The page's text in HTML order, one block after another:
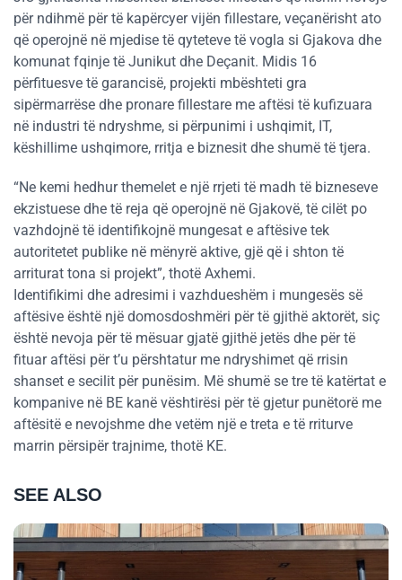
për ndihmë për të kapërcyer vijën fillestare, veçanërisht ato
që operojnë në mjedise të qyteteve të vogla si Gjakova dhe
komunat fqinje të Junikut dhe Deçanit. Midis 16
përfituesve të garancisë, projekti mbështeti gra
sipërmarrëse dhe pronare fillestare me aftësi të kufizuara
në industri të ndryshme, si përpunimi i ushqimit, IT,
këshillime ushqimore, rritja e biznesit dhe shumë të tjera.
“Ne kemi hedhur themelet e një rrjeti të madh të bizneseve
ekzistuese dhe të reja që operojnë në Gjakovë, të cilët po
vazhdojnë të identifikojnë mungesat e aftësive tek
autoritetet publike në mënyrë aktive, gjë që i shton të
arriturat tona si projekt”, thotë Axhemi.
Identifikimi dhe adresimi i vazhdueshëm i mungesës së
aftësive është një domosdoshmëri për të gjithë aktorët, siç
është nevoja për të mësuar gjatë gjithë jetës dhe për të
fituar aftësi për t’u përshtatur me ndryshimet që rrisin
shanset e secilit për punësim. Më shumë se tre të katërtat e
kompanive në BE kanë vështirësi për të gjetur punëtorë me
aftësitë e nevojshme dhe vetëm një e treta e të rriturve
marrin përsipër trajnime, thotë KE.
SEE ALSO